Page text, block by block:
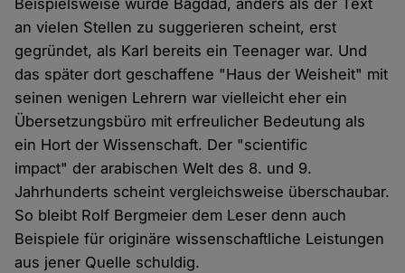
Beispielsweise wurde Bagdad, anders als der Text
an vielen Stellen zu suggerieren scheint, erst
gegründet, als Karl bereits ein Teenager war. Und
das später dort geschaffene "Haus der Weisheit" mit
seinen wenigen Lehrern war vielleicht eher ein
Übersetzungsbüro mit erfreulicher Bedeutung als
ein Hort der Wissenschaft. Der "scientific
impact" der arabischen Welt des 8. und 9.
Jahrhunderts scheint vergleichsweise überschaubar.
So bleibt Rolf Bergmeier dem Leser denn auch
Beispiele für originäre wissenschaftliche Leistungen
aus jener Quelle schuldig.